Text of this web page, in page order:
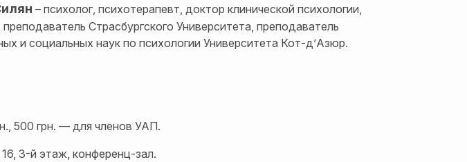
– психолог, психотерапевт, доктор клинической психологии,
Страсбургского Университета, преподаватель
и социальных наук по психологии Университета Кот-д’Азюр.
500 грн. — для членов УАП.
3-й этаж, конференц-зал.